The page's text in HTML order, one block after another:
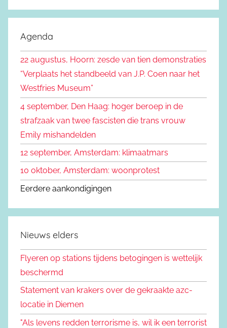
e
e
n
r
:
o
e
n
Agenda
22 augustus, Hoorn: zesde van tien demonstraties
“Verplaats het standbeeld van J.P. Coen naar het
Westfries Museum”
4 september, Den Haag: hoger beroep in de
strafzaak van twee fascisten die trans vrouw
Emily mishandelden
12 september, Amsterdam: klimaatmars
10 oktober, Amsterdam: woonprotest
Eerdere aankondigingen
Nieuws elders
Flyeren op stations tijdens betogingen is wettelijk
beschermd
Statement van krakers over de gekraakte azc-
locatie in Diemen
"Als levens redden terrorisme is, wil ik een terrorist